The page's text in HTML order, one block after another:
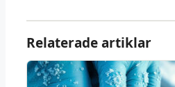
Relaterade artiklar